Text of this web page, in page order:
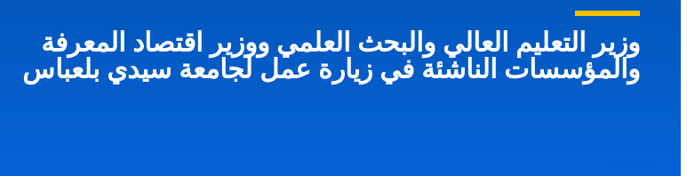
وزير التعليم العالي والبحث العلمي ووزير اقتصاد المعرفة
والمؤسسات الناشئة في زيارة عمل لجامعة سيدي بلعباس